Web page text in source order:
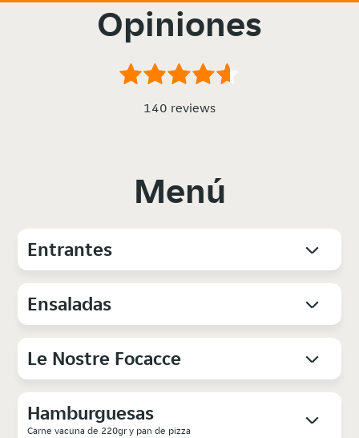
Opiniones
140 reviews
Menú
Entrantes
Ensaladas
Le Nostre Focacce
Hamburguesas
Carne vacuna de 220gr y pan de pizza